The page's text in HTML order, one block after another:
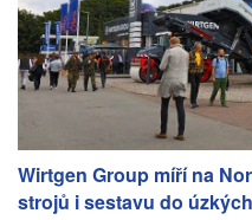
Wirtgen Group míří na
strojů i sestavu do